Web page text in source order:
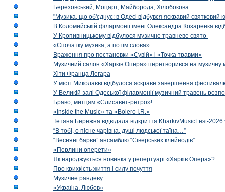
Березовський, Моцарт, Майборода, Хілобокова
"Музика, що об'єднує: в Одесі відбувся яскравий
В Коломийській філармонії імені Олександра Козаренка
У Кропивницькому відбулося музичне травневе свято
«Спочатку музика, а потім слова»
Враження про постановки «Сувій» і «Точка травми»
Музичний салон «Харків Опера» перетворився на музичну
Хіти Франца Легара
У місті Миколаєві відбулося яскраве завершення
У Великій залі Одеської філармонії музичний травень
Браво, митцям «Єлисавет-ретро»!
«Inside the Music» та «Bolero I.R.»
Тетяна Бережна відвідала відкриття KharkivMusicFest-2026
“В тобі, о пісне чарівна, душі людської таїна…”
“Весняні барви” ансамблю “Сіверських клейнодів”
«Перлини оперети»
Як народжується новинка у репертуарі «Харків Опера»?
Про крихкість життя і силу почуття
Музичне рандеву
«Україна. Любов»